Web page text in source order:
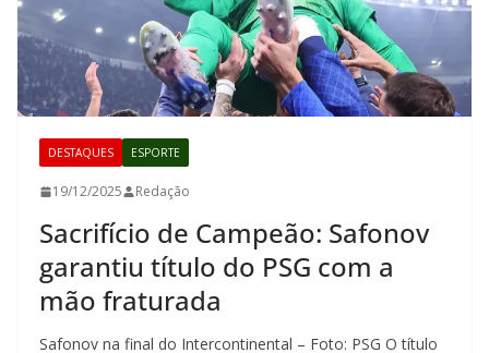
DESTAQUES ESPORTE
19/12/2025 Redação
Sacrifício de Campeão: Safonov
garantiu título do PSG com a
mão fraturada
Safonov na final do Intercontinental – Foto: PSG O título